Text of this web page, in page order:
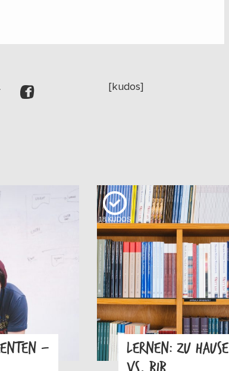
[kudos]
–
18 KUDOS
LERNEN: ZU HAUSE